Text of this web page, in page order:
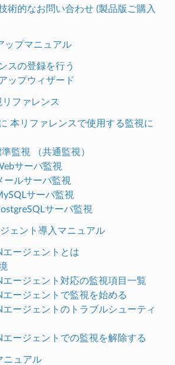
術的なお問い合わせ (製品版ご購入
ップマニュアル
スの登録を行う
ップウィザード
ファレンス
本リファレンスで使用する監視に
監視 （共通監視）
サーバ監視
ールサーバ監視
サーバ監視
サーバ監視
ェント導入マニュアル
ージェントとは
エージェント対応の監視項目一覧
ージェントで監視を始める
ージェントのトラブルシューティ
ージェントでの監視を解除する
ニュアル